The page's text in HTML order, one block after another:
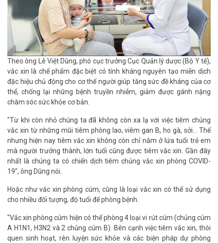
Theo ông Lê Việt Dũng, phó cục trưởng Cục Quản lý dược (Bộ Y tế),
vắc xin là chế phẩm đặc biệt có tính kháng nguyên tạo miễn dịch
đặc hiệu chủ động cho cơ thể người giúp tăng sức đề kháng của cơ
thể, chống lại những bệnh truyền nhiễm, giảm được gánh nặng
chăm sóc sức khỏe cơ bản.
"Từ khi còn nhỏ chúng ta đã không còn xa lạ với việc tiêm chủng
vắc xin từ những mũi tiêm phòng lao, viêm gan B, ho gà, sởi... Thế
nhưng hiện nay tiêm vắc xin không còn chỉ nằm ở lứa tuổi trẻ em
mà người trưởng thành, lớn tuổi cũng được tiêm vắc xin. Gần đây
nhất là chúng ta có chiến dịch tiêm chủng vắc xin phòng COVID-
19", ông Dũng nói.
Hoặc như vắc xin phòng cúm, cũng là loại vắc xin có thể sử dụng
cho nhiều đối tượng, độ tuổi để phòng bệnh.
"Vắc xin phòng cúm hiện có thể phòng 4 loại vi rút cúm (chủng cúm
A H1N1, H3N2 và 2 chủng cúm B). Bên cạnh việc tiêm vắc xin, thói
quen sinh hoạt, rèn luyện sức khỏe và các biện pháp dự phòng